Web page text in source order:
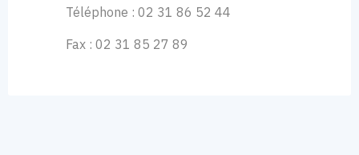
Téléphone : 02 31 86 52 44
Fax : 02 31 85 27 89